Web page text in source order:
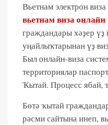
Вьетнам электрон
вьетнам виза онлайн
граждандары хәҙер
уңайлыҡтарынан үҙ
Был онлайн-виза
территориялар
Ҡытай. Процесс ябай,
Бөтә ҡытай
рәсми сайтына инеп,